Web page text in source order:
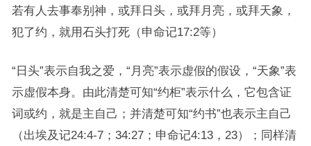
若有人去事奉别神，或拜日头，或拜月亮，或拜天象，
犯了约，就用石头打死（申命记17:2等）
“日头”表示自我之爱，“月亮”表示虚假的假设，“天象”表
示虚假本身。由此清楚可知“约柜”表示什么，它包含证
词或约，就是主自己；并清楚可知“约书”也表示主自己
（出埃及记24:4-7；34:27；申命记4:13，23）；同样清